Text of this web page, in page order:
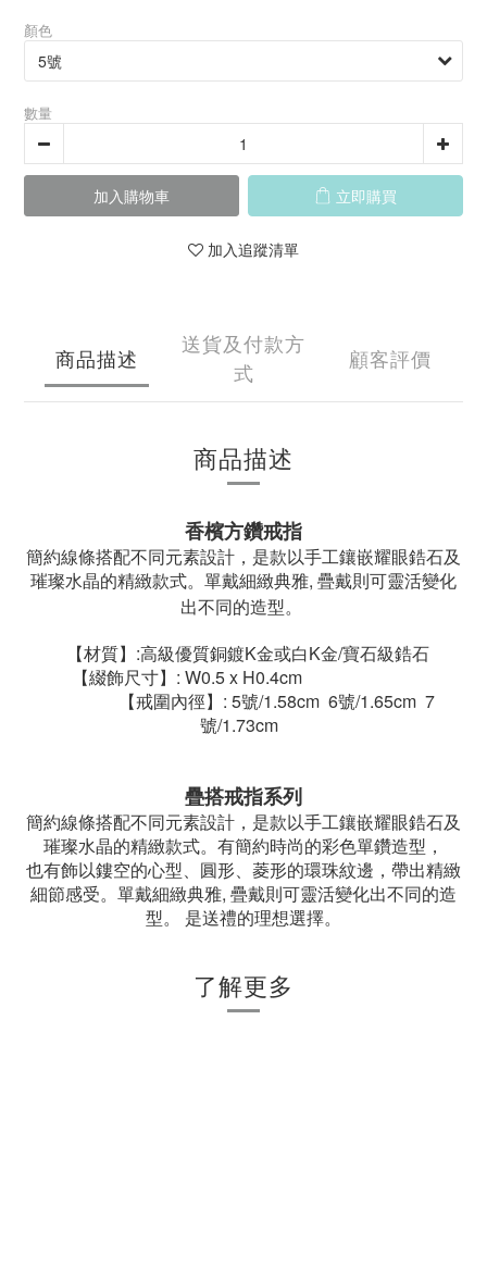
顏色
數量
加入購物車 立即購買
加入追蹤清單
商品描述
送貨及付款方
式
顧客評價
商品描述
香檳方鑽戒指
簡約線條搭配不同元素設計，是款以手工鑲嵌耀眼鋯石及
璀璨水晶的精緻款式。單戴細緻典雅, 疊戴則可靈活變化
出不同的造型。
【材質】:高級優質銅鍍K金或白K金/寶石級鋯石
【綴飾尺寸】: W0.5 x H0.4cm
【戒圍內徑】: 5號/1.58cm 6號/1.65cm 7
號/1.73cm
疊搭戒指系列
簡約線條搭配不同元素設計，是款以手工鑲嵌耀眼鋯石及
璀璨水晶的精緻款式。有簡約時尚的彩色單鑽造型，
也有飾以鏤空的心型、圓形、菱形的環珠紋邊，帶出精緻
細節感受。單戴細緻典雅, 疊戴則可靈活變化出不同的造
型。 是送禮的理想選擇。
了解更多